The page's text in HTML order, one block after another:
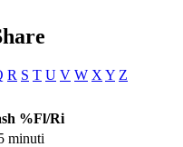
R S T U V W X Y Z
%Fl/Ri
minuti